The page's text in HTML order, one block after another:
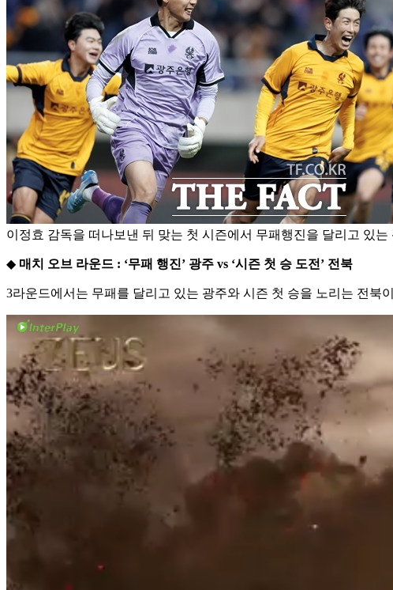
이정효 감독을 떠나보낸 뒤 맞는 첫 시즌에서 무패행진을 달리고 있는
◆ 매치 오브 라운드 : ‘무패 행진’ 광주 vs ‘시즌 첫 승 도전’ 전북
3라운드에서는 무패를 달리고 있는 광주와 시즌 첫 승을 노리는 전북